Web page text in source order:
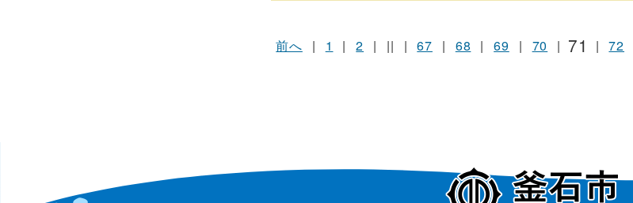
前へ | 1 | 2 | || | 67 | 68 | 69 | 70 | 71 | 72